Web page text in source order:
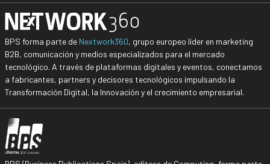
BPS forma parte de Nextwork360, grupo europeo líder en marketing
B2B, comunicación y medios especializados para el mercado
tecnológico. A través de plataformas digitales y eventos, conectamos
a fabricantes, partners y decisores tecnológicos impulsando la
Transformación Digital, la Innovación y el crecimiento empresarial.